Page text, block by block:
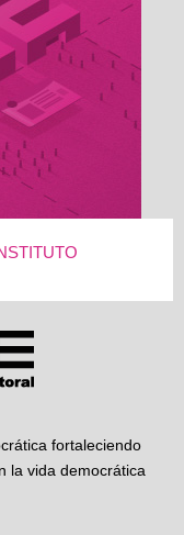
fortaleciendo
la vida democrática